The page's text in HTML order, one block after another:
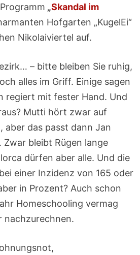
„Skandal im
Hofgarten „KugelEi“
Nikolaiviertel auf.
– bitte bleiben Sie ruhig,
alles im Griff. Einige sagen
regiert mit fester Hand. Und
Mutti hört zwar auf
aber das passt dann Jan
bleibt Rügen lange
dürfen aber alle. Und die
einer Inzidenz von 165 oder
in Prozent? Auch schon
Homeschooling vermag
nachzurechnen.